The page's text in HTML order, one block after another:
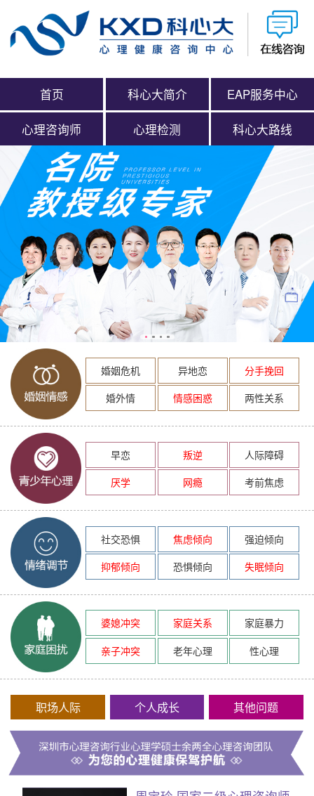
首页 科心大简介 EAP服务中心
心理咨询师 心理检测 科心大路线
婚姻危机 异地恋
分手挽回
婚外情
情感困惑 两性关系
早恋 叛逆
人际障碍
厌学
网瘾 考前焦虑
社交恐惧 焦虑倾向
强迫倾向
抑郁倾向
恐惧倾向 失眠倾向
婆媳冲突 家庭关系
家庭暴力
亲子冲突
老年心理 性心理
职场人际 个人成长 其他问题